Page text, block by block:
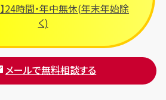
24時間・年中無休(年末年始除
く)
メールで無料相談する